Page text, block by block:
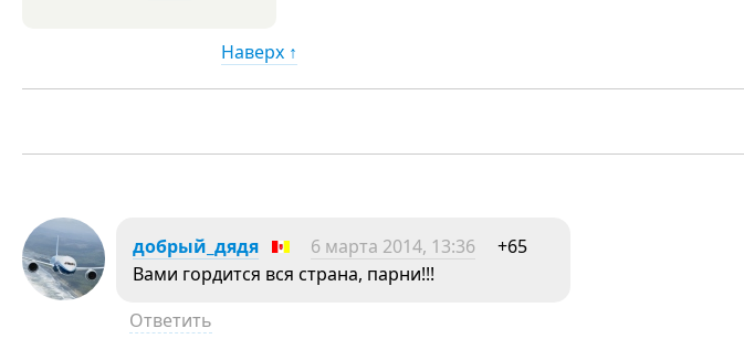
Наверх ↑
добрый_дядя 6 марта 2014, 13:36
+65
Вами гордится вся страна, парни!!!
Ответить